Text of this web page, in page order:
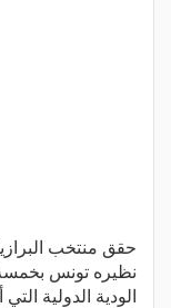
حقق منتخب
نظيره تونس
الودية الدولية